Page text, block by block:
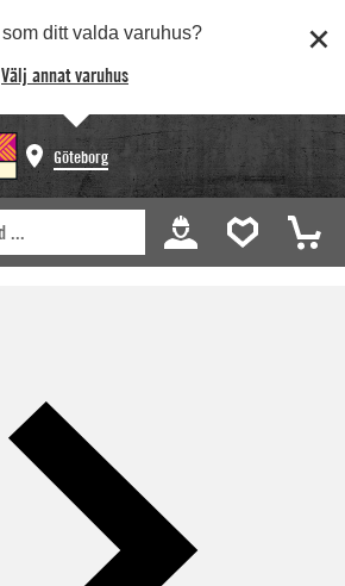
som ditt valda varuhus?
Välj annat varuhus
Göteborg